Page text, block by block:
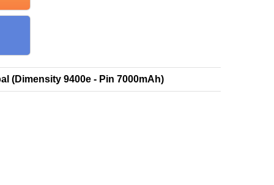
(Dimensity 9400e - Pin 7000mAh)